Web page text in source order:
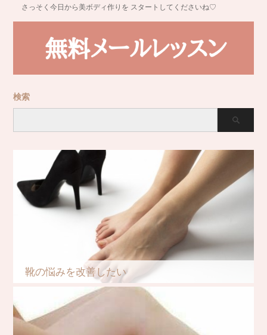
さっそく今日から美ボディ作りを スタートしてくださいね♡
検索
靴の悩みを改善したい